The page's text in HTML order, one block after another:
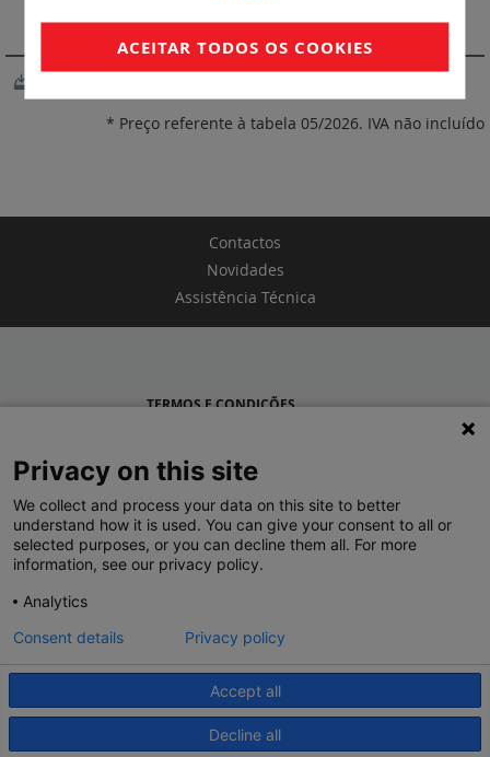
SOFTWARE
* Preço referente à tabela 05/2026. IVA não incluído
Contactos
Novidades
Assistência Técnica
ACEITAR TODOS OS COOKIES
TERMOS E CONDIÇÕES
LEGRAND PORTUGAL
GRUPO LEGRAND NO MUNDO
© 2020 Legrand. Todos os direitos reservados.
Privacy on this site
We collect and process your data on this site to better
understand how it is used. You can give your consent to all or
selected purposes, or you can decline them all. For more
information, see our privacy policy.
Analytics
Accept all
Decline all
Consent details Privacy policy